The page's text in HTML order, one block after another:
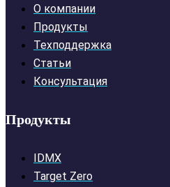
О компании
Продукты
Техподдержка
Статьи
Консультация
Продукты
IDMX
Target Zero